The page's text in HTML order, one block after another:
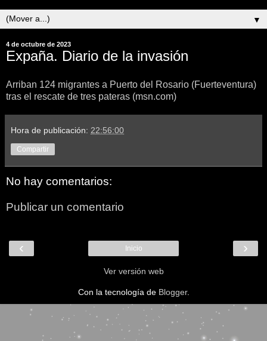
▼
4 de octubre de 2023
Expaña. Diario de la invasión
Arriban 124 migrantes a Puerto del Rosario (Fuerteventura)
tras el rescate de tres pateras (msn.com)
Hora de publicación: 22:56:00
Compartir
No hay comentarios:
Publicar un comentario
‹ ›
Inicio
Ver versión web
Con la tecnología de Blogger.